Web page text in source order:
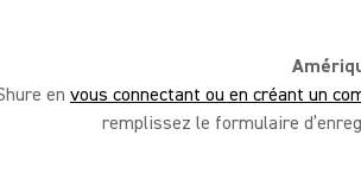
en vous connectant ou en créant un
remplissez le formulaire